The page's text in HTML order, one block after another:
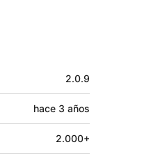
2.0.9
hace 3 años
2.000+